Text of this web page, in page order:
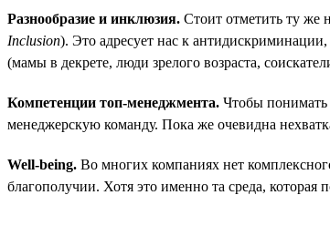
Разнообразие и инклюзия. Стоит отметить ту же
Inclusion). Это адресует нас к
(мамы в декрете, люди зрелого возраста,
Компетенции топ-менеджмента. Чтобы понимать
менеджерскую команду. Пока же очевидна
Well-being. Во многих компаниях нет
благополучии. Хотя это именно та среда,